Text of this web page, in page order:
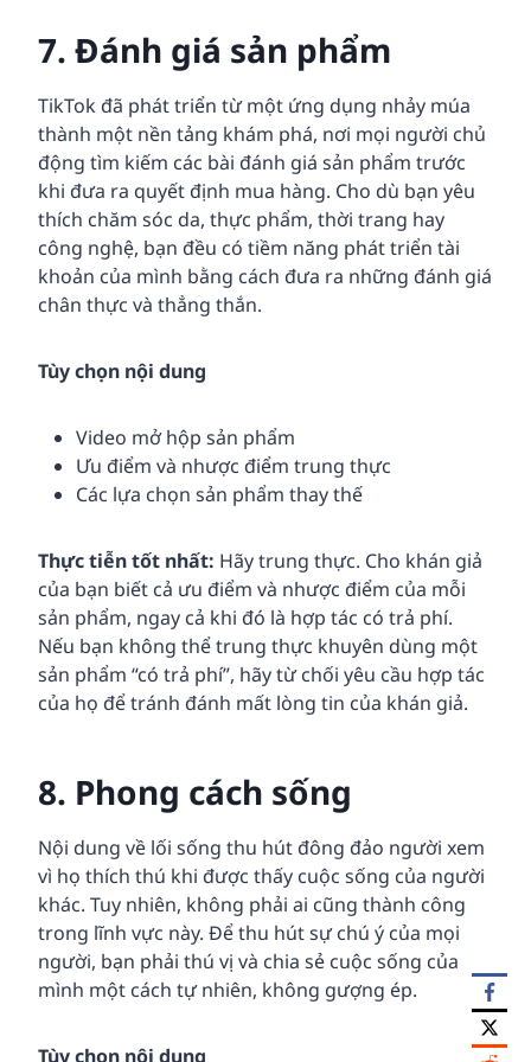
7. Đánh giá sản phẩm
TikTok đã phát triển từ một ứng dụng nhảy múa
thành một nền tảng khám phá, nơi mọi người chủ
động tìm kiếm các bài đánh giá sản phẩm trước
khi đưa ra quyết định mua hàng. Cho dù bạn yêu
thích chăm sóc da, thực phẩm, thời trang hay
công nghệ, bạn đều có tiềm năng phát triển tài
khoản của mình bằng cách đưa ra những đánh giá
chân thực và thẳng thắn.
Tùy chọn nội dung
Video mở hộp sản phẩm
Ưu điểm và nhược điểm trung thực
Các lựa chọn sản phẩm thay thế
Thực tiễn tốt nhất: Hãy trung thực. Cho khán giả
của bạn biết cả ưu điểm và nhược điểm của mỗi
sản phẩm, ngay cả khi đó là hợp tác có trả phí.
Nếu bạn không thể trung thực khuyên dùng một
sản phẩm “có trả phí”, hãy từ chối yêu cầu hợp tác
của họ để tránh đánh mất lòng tin của khán giả.
8. Phong cách sống
Nội dung về lối sống thu hút đông đảo người xem
vì họ thích thú khi được thấy cuộc sống của người
khác. Tuy nhiên, không phải ai cũng thành công
trong lĩnh vực này. Để thu hút sự chú ý của mọi
người, bạn phải thú vị và chia sẻ cuộc sống của
mình một cách tự nhiên, không gượng ép.
Tùy chọn nội dung